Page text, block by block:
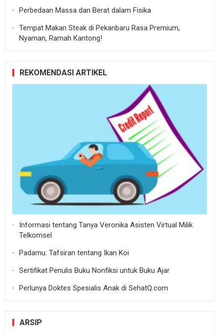
Perbedaan Massa dan Berat dalam Fisika
Tempat Makan Steak di Pekanbaru Rasa Premium,
Nyaman, Ramah Kantong!
REKOMENDASI ARTIKEL
Informasi tentang Tanya Veronika Asisten Virtual Milik
Telkomsel
Padamu: Tafsiran tentang Ikan Koi
Sertifikat Penulis Buku Nonfiksi untuk Buku Ajar
Perlunya Doktes Spesialis Anak di SehatQ.com
ARSIP